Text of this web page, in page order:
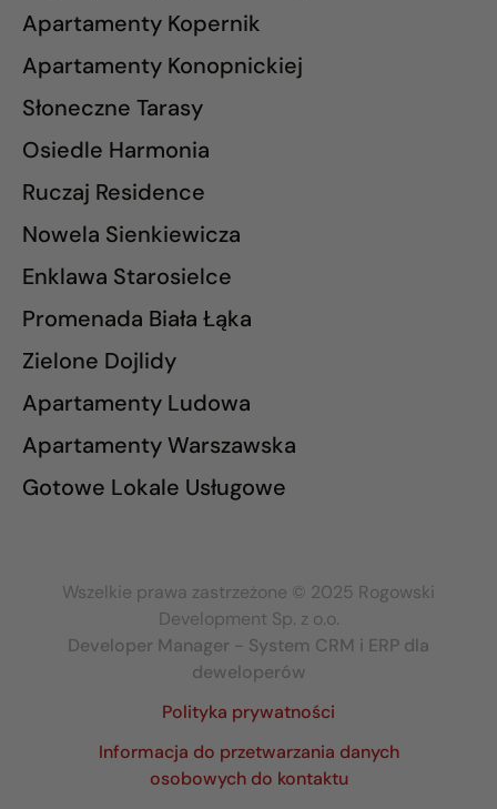
Apartamenty Kopernik
Apartamenty Konopnickiej
Słoneczne Tarasy
Osiedle Harmonia
Ruczaj Residence
Nowela Sienkiewicza
Enklawa Starosielce
Promenada Biała Łąka
Zielone Dojlidy
Apartamenty Ludowa
Apartamenty Warszawska
Gotowe Lokale Usługowe
Wszelkie prawa zastrzeżone © 2025 Rogowski
Development Sp. z o.o.
Developer Manager - System CRM i ERP dla
deweloperów
Polityka prywatności
Informacja do przetwarzania danych
osobowych do kontaktu